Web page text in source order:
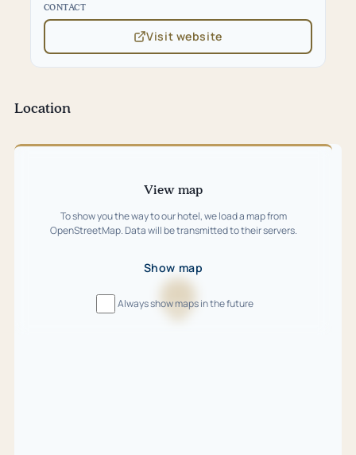
CONTACT
Visit website
(opens
in
Location
Skip
View map
To show you the way to our hotel, we load a map from
OpenStreetMap. Data will be transmitted to their servers.
Show map
Always show maps in the future
Loading